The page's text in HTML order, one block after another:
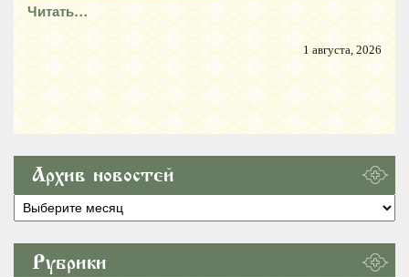
Читать…
1 августа, 2026
Архив новостей
Архив
новостей
Рубрики